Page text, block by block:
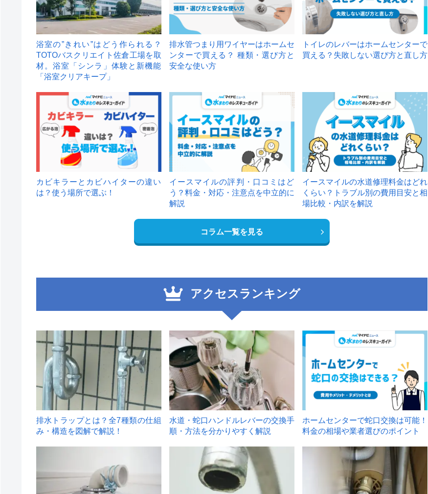
浴室の”きれい”はどう作られる？
TOTOバスクリエイト佐倉工場を取
材。浴室「シンラ」体験と新機能
「浴室クリアキープ」
排水管つまり用ワイヤーはホームセ
ンターで買える？ 種類・選び方と
安全な使い方
トイレのレバーはホームセンターで
買える？失敗しない選び方と直し方
カビキラーとカビハイターの違い
は？使う場所で選ぶ！
イースマイルの評判・口コミはど
う？料金・対応・注意点を中立的に
解説
イースマイルの水道修理料金はどれ
くらい？トラブル別の費用目安と相
場比較・内訳を解説
コラム一覧を見る
アクセスランキング
1
排水トラップとは？全7種類の仕組
み・構造を図解で解説！
2
水道・蛇口ハンドルレバーの交換手
順・方法を分かりやすく解説
ホームセンターで蛇口交換は可能！
料金の相場や業者選びのポイント